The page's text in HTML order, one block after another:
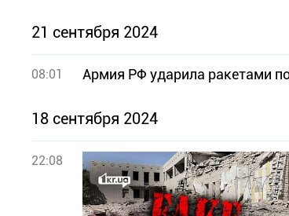
21 сентября 2024
08:01 Армия РФ ударила ракетами
18 сентября 2024
22:08